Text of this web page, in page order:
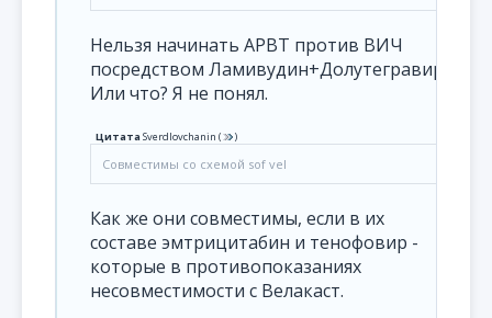
Нельзя начинать АРВТ против ВИЧ
посредством Ламивудин+Долутегравир?
Или что? Я не понял.
ЦитатаSverdlovchanin ( )
Совместимы со схемой sof vel
Как же они совместимы, если в их
составе эмтрицитабин и тенофовир -
которые в противопоказаниях
несовместимости с Велакаст.